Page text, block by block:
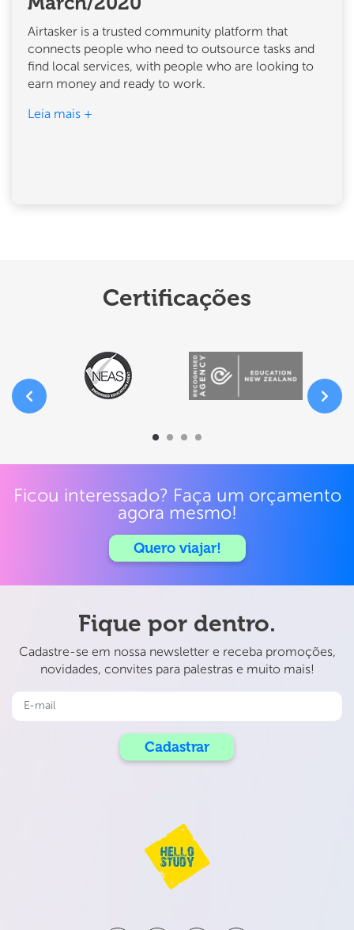
Airtasker is a trusted community platform that
connects people who need to outsource tasks and
find local services, with people who are looking to
earn money and ready to work.
Leia mais +
Certificações
Ficou interessado? Faça um orçamento
agora mesmo!
Quero viajar!
Fique por dentro.
Cadastre-se em nossa newsletter e receba promoções,
novidades, convites para palestras e muito mais!